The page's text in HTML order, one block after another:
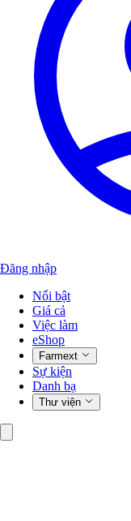
Đăng nhập
Nổi bật
Giá cả
Việc làm
eShop
Farmext
Sự kiện
Danh bạ
Thư viện